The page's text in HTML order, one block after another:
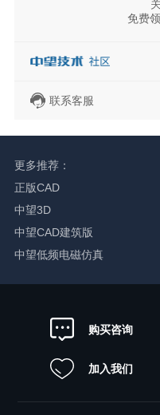
免费
联系客服
更多推荐：
正版CAD
中望3D
中望CAD建筑版
中望低频电磁仿真
购买咨询
加入我们